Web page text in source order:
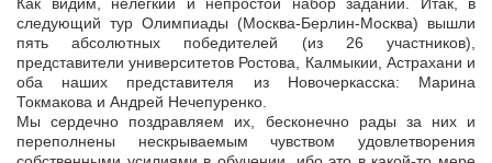
Как видим, нелегкий и непростой набор заданий. Итак, в
следующий тур Олимпиады (Моcква-Берлин-Москва) вышли
пять абсолютных победителей (из 26 участников),
представители университетов Ростова, Калмыкии, Астрахани и
оба наших представителя из Новочеркасска: Марина
Токмакова и Андрей Нечепуренко.
Мы сердечно поздравляем их, бесконечно рады за них и
переполнены нескрываемым чувством удовлетворения